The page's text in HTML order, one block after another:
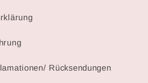
Rücksendungen